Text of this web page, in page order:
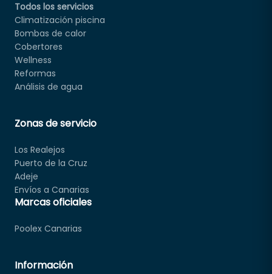
Todos los servicios
Climatización piscina
Bombas de calor
Cobertores
Wellness
Reformas
Análisis de agua
Zonas de servicio
Los Realejos
Puerto de la Cruz
Adeje
Envíos a Canarias
Marcas oficiales
Poolex Canarias
Información